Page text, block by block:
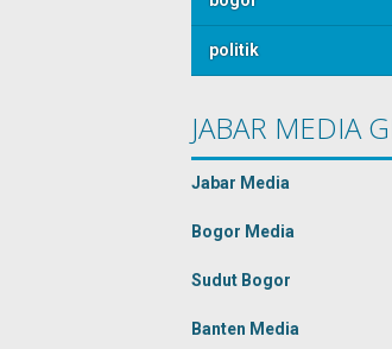
politik
JABAR MEDIA
Jabar Media
Bogor Media
Sudut Bogor
Banten Media